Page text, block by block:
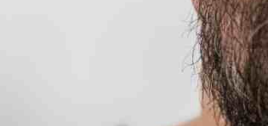
Un condotto uditivo sano ha sempre del cerume, è
protegge il condotto uditivo da umidità e